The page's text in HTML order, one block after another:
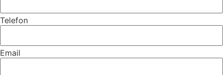
Telefon
Email